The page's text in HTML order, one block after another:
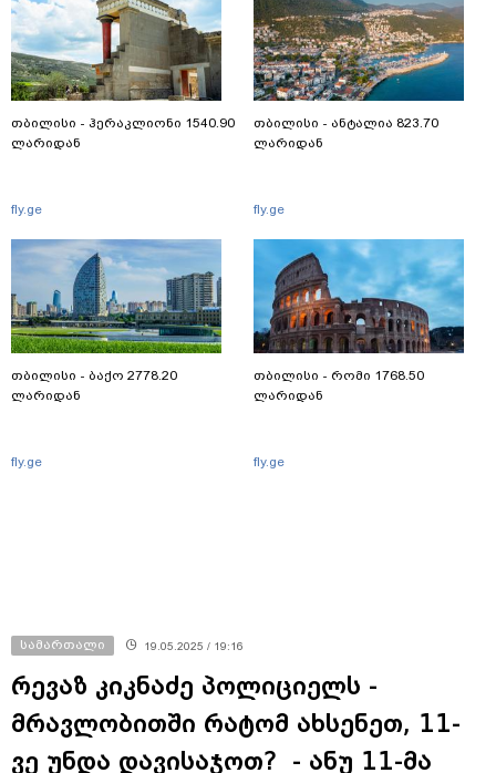
თბილისი - ჰერაკლიონი 1540.90
ლარიდან
fly.ge
თბილისი - ბაქო 2778.20
ლარიდან
fly.ge
თბილისი - ანტალია 823.70
ლარიდან
fly.ge
თბილისი - რომი 1768.50
ლარიდან
fly.ge
სამართალი 19.05.2025 / 19:16
რევაზ კიკნაძე პოლიციელს -
მრავლობითში რატომ ახსენეთ, 11-
ვე უნდა დავისაჯოთ? - ანუ 11-მა